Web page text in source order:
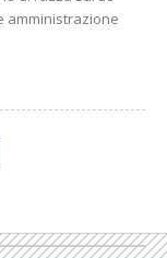
amministrazione